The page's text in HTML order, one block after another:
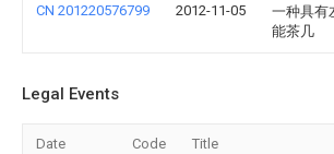
CN 201220576799 2012-11-05
一种具有
能茶几
Legal Events
Date Code Title